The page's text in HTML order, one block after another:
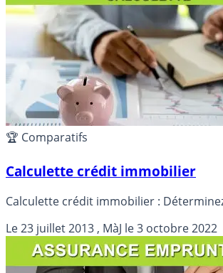
🏆 Comparatifs
Calculette crédit immobilier
Calculette crédit immobilier :
Le23 juillet 2013 , MàJ le3 octobre 2022